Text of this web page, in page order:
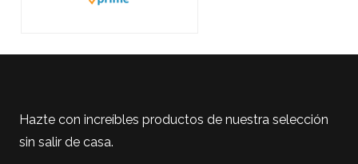
Hazte con increíbles productos de nuestra selección
sin salir de casa.